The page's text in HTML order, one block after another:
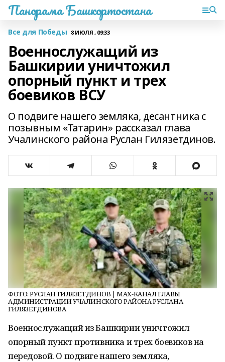
Панорама Башкортостана
Все для Победы 8 ИЮЛЯ , 09:33
Военнослужащий из
Башкирии уничтожил
опорный пункт и трех
боевиков ВСУ
О подвиге нашего земляка, десантника с
позывным «Татарин» рассказал глава
Учалинского района Руслан Гилязетдинов.
ФОТО: РУСЛАН ГИЛЯЗЕТДИНОВ | МАХ-КАНАЛ ГЛАВЫ
АДМИНИСТРАЦИИ УЧАЛИНСКОГО РАЙОНА РУСЛАНА
ГИЛЯЗЕТДИНОВА
Военнослужащий из Башкирии уничтожил
опорный пункт противника и трех боевиков на
передовой. О подвиге нашего земляка,